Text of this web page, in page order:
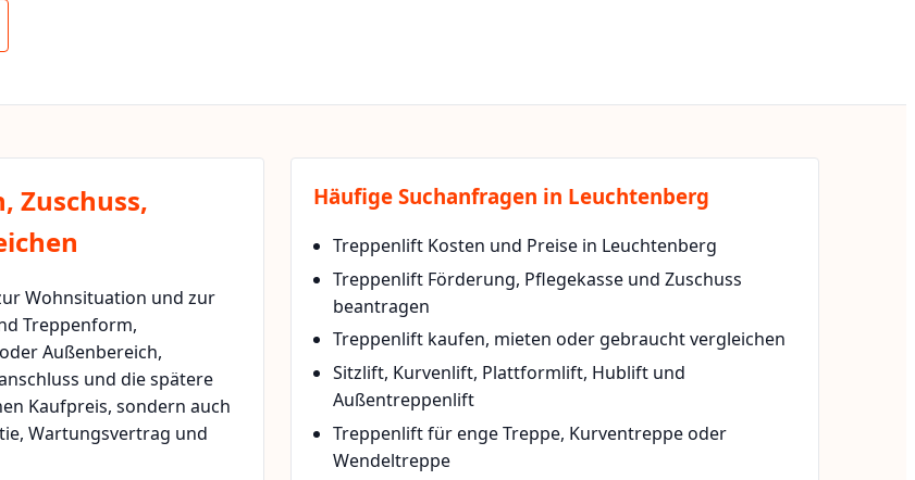
Zuschuss,
Wohnsituation und zur
Treppenform,
Außenbereich,
und die spätere
Kaufpreis, sondern auch
Wartungsvertrag und
Häufige Suchanfragen in Leuchtenberg
Treppenlift Kosten und Preise in Leuchtenberg
Treppenlift Förderung, Pflegekasse und Zuschuss
beantragen
Treppenlift kaufen, mieten oder gebraucht vergleichen
Sitzlift, Kurvenlift, Plattformlift, Hublift und
Außentreppenlift
Treppenlift für enge Treppe, Kurventreppe oder
Wendeltreppe